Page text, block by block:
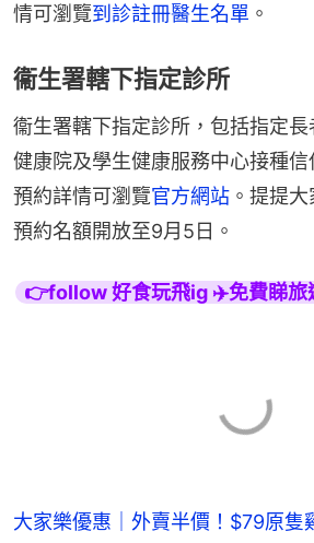
情可瀏覽到診註冊醫生名單 。
衞生署轄下指定診所
衞生署轄下指定診所，包括指定
健康院及學生健康服務中心接種信
預約詳情可瀏覽官方網站 。提提
預約名額開放至9月5日。
👉follow 好食玩飛ig ✈️免費睇旅
大家樂優惠｜外賣半價！$79原隻